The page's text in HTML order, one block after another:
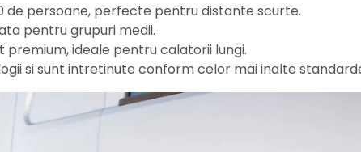
de persoane, perfecte pentru distante scurte.
pentru grupuri medii.
ideale pentru calatorii lungi.
si sunt intretinute conform celor mai inalte